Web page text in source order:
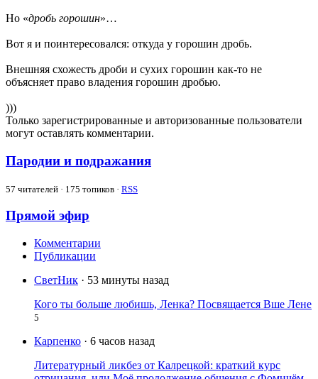
Но «дробь горошин»…
Вот я и поинтересовался: откуда у горошин дробь.
Внешняя схожесть дроби и сухих горошин как-то не
объясняет право владения горошин дробью.
)))
Только зарегистрированные и авторизованные пользователи
могут оставлять комментарии.
Пародии и подражания
57 читателей · 175 топиков · RSS
Прямой эфир
Комментарии
Публикации
СветНик · 53 минуты назад
Кого ты больше любишь, Ленка? Посвящается Вше Лене
5
Карпенко · 6 часов назад
Литературный ликбез от Калрецкой: краткий курс